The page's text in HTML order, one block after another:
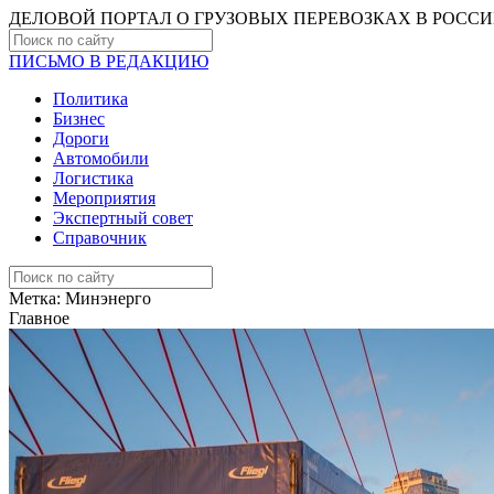
ДЕЛОВОЙ ПОРТАЛ О ГРУЗОВЫХ ПЕРЕВОЗКАХ В
ПИСЬМО В РЕДАКЦИЮ
Политика
Бизнес
Дороги
Автомобили
Логистика
Мероприятия
Экспертный совет
Справочник
Метка: Минэнерго
Главное